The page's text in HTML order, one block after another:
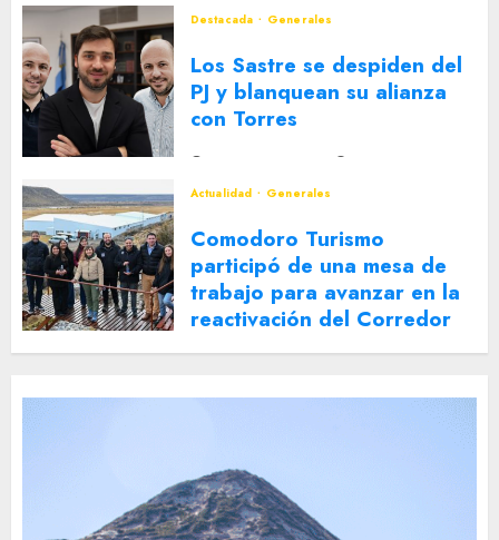
Destacada Generales
Los Sastre se despiden del
PJ y blanquean su alianza
con Torres
Actualidad
Generales
Comodoro Turismo
participó de una mesa de
trabajo para avanzar en la
reactivación del Corredor
Turístico Integrado